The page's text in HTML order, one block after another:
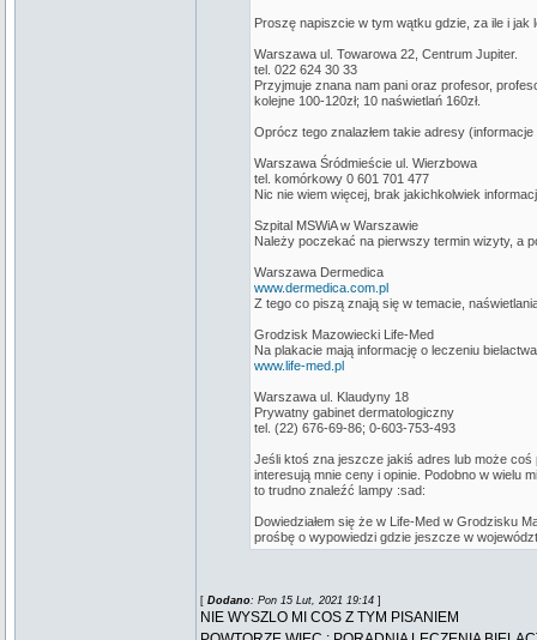
Proszę napiszcie w tym wątku gdzie, za ile i
Warszawa ul. Towarowa 22, Centrum Jupiter.
tel. 022 624 30 33
Przyjmuje znana nam pani oraz profesor,
kolejne 100-120zł; 10 naświetlań 160zł.
Oprócz tego znalazłem takie adresy
Warszawa Śródmieście ul. Wierzbowa
tel. komórkowy 0 601 701 477
Nic nie wiem więcej, brak jakichkolwiek
Szpital MSWiA w Warszawie
Należy poczekać na pierwszy termin wizyty, a
Warszawa Dermedica
www.dermedica.com.pl
Z tego co piszą znają się w temacie,
Grodzisk Mazowiecki Life-Med
Na plakacie mają informację o leczeniu
www.life-med.pl
Warszawa ul. Klaudyny 18
Prywatny gabinet dermatologiczny
tel. (22) 676-69-86; 0-603-753-493
Jeśli ktoś zna jeszcze jakiś adres lub może
interesują mnie ceny i opinie. Podobno w wielu
to trudno znaleźć lampy :sad:
Dowiedziałem się że w Life-Med w Grodzisku
prośbę o wypowiedzi gdzie jeszcze w
[ Dodano: Pon 15 Lut, 2021 19:14 ]
NIE WYSZLO MI COS Z TYM PISANIEM